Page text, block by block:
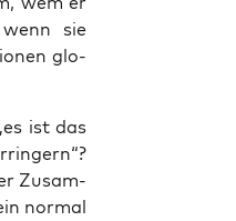
sie
glo­
ist das
Zusam­
nor­mal